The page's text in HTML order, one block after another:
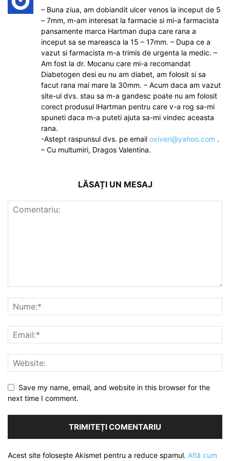
– Buna ziua, am dobiandit ulcer venos la inceput de 5
– 7mm, m-am interesat la farmacie si mi-a farmacista
pansamente marca Hartman dupa care rana a
inceput sa se mareasca la 15 – 17mm. – Dupa ce a
vazut si farmacista m-a trimis de urgenta la medic. –
Am fost la dr. Mocanu care mi-a recomandat
Diabetogen desi eu nu am diabet, am folosit si sa
facut rana mai mare la 30mm. – Acum daca am vazut
site-ul dvs. stau sa m-a gandesc poate nu am folosit
corect produsul lHartman pentru care v-a rog sa-mi
spuneti daca m-a puteti ajuta sa-mi vindec aceasta
rana.
-Astept raspunsul dvs. pe email oxiveri@yahoo.com .
– Cu multumiri, Dragos Valentina.
LĂSAȚI UN MESAJ
Save my name, email, and website in this browser for the
next time I comment.
Acest site folosește Akismet pentru a reduce spamul. Află cum